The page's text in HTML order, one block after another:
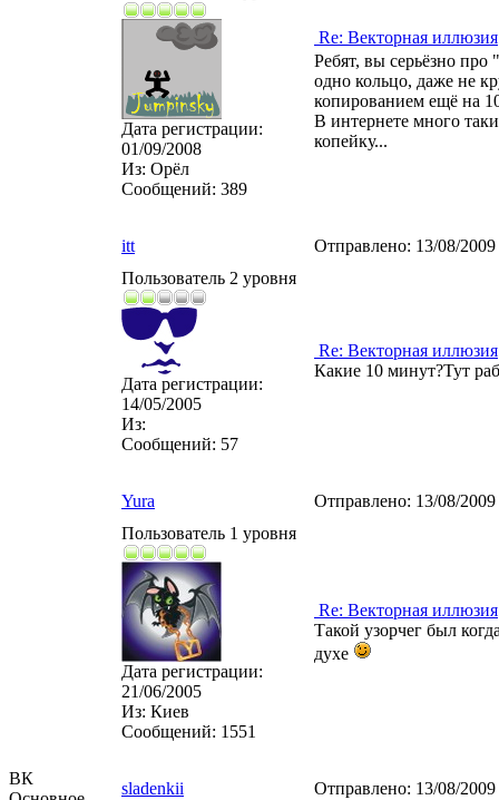
ВК
Дата регистрации:
01/09/2008
Из: Орёл
Сообщений: 389
Re: Векторная иллюзия
Ребят, вы серьёзно
одно кольцо, даже не
копированием ещё на
В интернете много
копейку...
itt Отправлено: 13/08/
Пользователь 2 уровня
Дата регистрации:
14/05/2005
Из:
Сообщений: 57
Re: Векторная иллюзия
Какие 10 минут?Тут
Yura Отправлено: 13/08/
Пользователь 1 уровня
Дата регистрации:
21/06/2005
Из: Киев
Сообщений: 1551
Re: Векторная иллюзия
Такой узорчег был
духе
sladenkii Отправлено: 13/08/